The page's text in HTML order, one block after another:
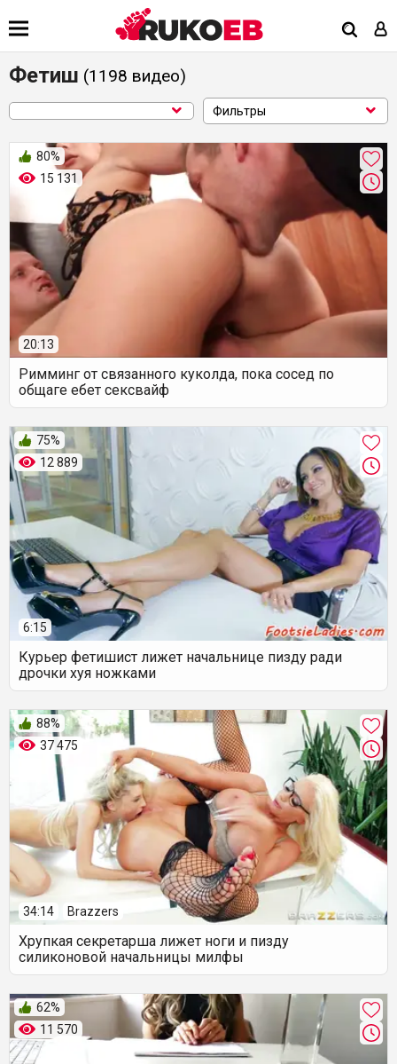
Фетиш (1198 видео)
Фильтры
15 131
80%
20:13
Римминг от связанного куколда, пока сосед по
общаге ебет сексвайф
12 889
75%
6:15
Курьер фетишист лижет начальнице пизду ради
дрочки хуя ножками
37 475
88%
34:14 Brazzers
Хрупкая секретарша лижет ноги и пизду
силиконовой начальницы милфы
11 570
62%